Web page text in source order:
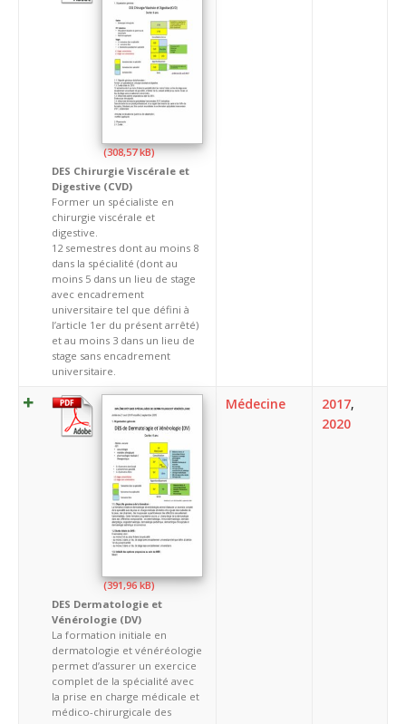
DES Chirurgie Viscérale et
Digestive (CVD)
Former un spécialiste en
chirurgie viscérale et
digestive.
12 semestres dont au moins 8
dans la spécialité (dont au
moins 5 dans un lieu de stage
avec encadrement
universitaire tel que défini à
l’article 1er du présent arrêté)
et au moins 3 dans un lieu de
stage sans encadrement
universitaire.
DES Dermatologie et
Vénérologie (DV)
La formation initiale en
dermatologie et vénéréologie
permet d’assurer un exercice
complet de la spécialité avec
la prise en charge médicale et
médico-chirurgicale des
Médecine 2017,
2020